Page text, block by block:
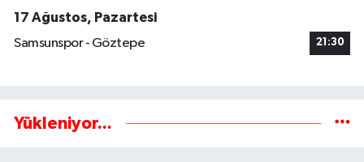
17 Ağustos, Pazartesi
Samsunspor - Göztepe
21:30
Yükleniyor...